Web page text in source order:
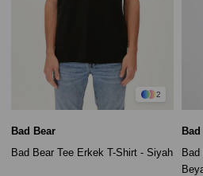
2
Bad Bear
Bad Bear Tee Erkek T-Shirt - Siyah
Bad